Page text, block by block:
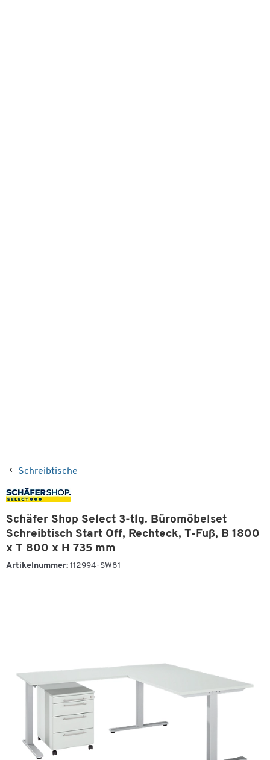
Schreibtische
Schäfer Shop Select 3-tlg. Büromöbelset
Schreibtisch Start Off, Rechteck, T-Fuß, B 1800
x T 800 x H 735 mm
Artikelnummer: 112994-SW81